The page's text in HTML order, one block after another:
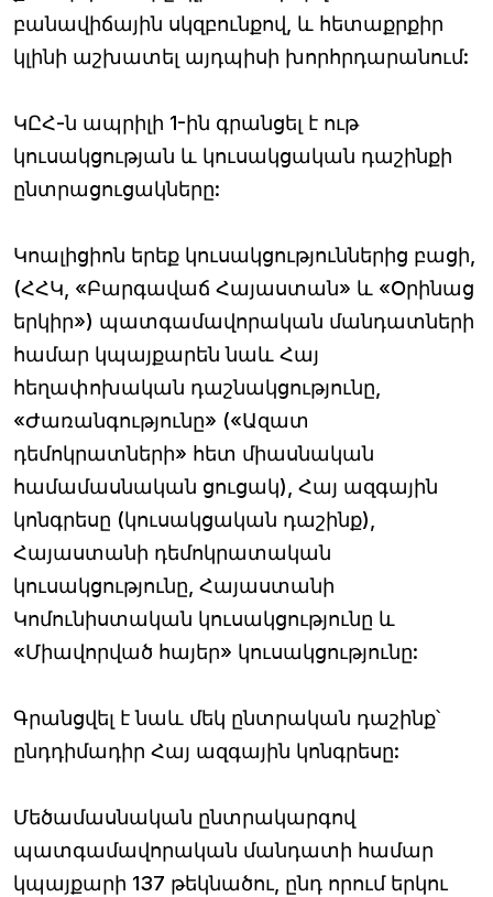
բանավիճային սկզբունքով, և հետաքրքիր
կլինի աշխատել այդպիսի խորհրդարանում:
ԿԸՀ-ն ապրիլի 1-ին գրանցել է ութ
կուսակցության և կուսակցական դաշինքի
ընտրացուցակները:
Կոալիցիոն երեք կուսակցություններից բացի,
(ՀՀԿ, «Բարգավաճ Հայաստան» և «Օրինաց
երկիր») պատգամավորական մանդատների
համար կպայքարեն նաև Հայ
հեղափոխական դաշնակցությունը,
«Ժառանգությունը» («Ազատ
դեմոկրատների» հետ միասնական
համամասնական ցուցակ), Հայ ազգային
կոնգրեսը (կուսակցական դաշինք),
Հայաստանի դեմոկրատական
կուսակցությունը, Հայաստանի
Կոմունիստական կուսակցությունը և
«Միավորված հայեր» կուսակցությունը:
Գրանցվել է նաև մեկ ընտրական դաշինք՝
ընդդիմադիր Հայ ազգային կոնգրեսը:
Մեծամասնական ընտրակարգով
պատգամավորական մանդատի համար
կպայքարի 137 թեկնածու, ընդ որում երկու